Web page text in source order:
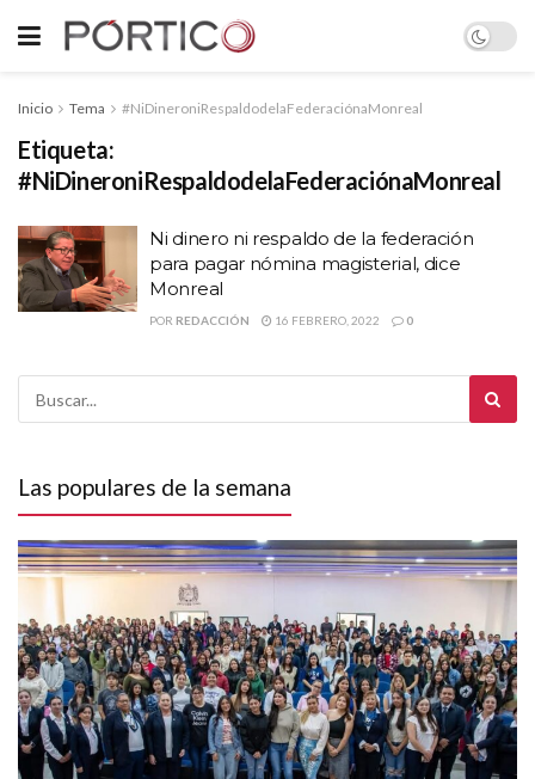
Inicio Tema #NiDineroniRespaldodelaFederaciónaMonreal
Etiqueta:
#NiDineroniRespaldodelaFederaciónaMonreal
Ni dinero ni respaldo de la federación
para pagar nómina magisterial, dice
Monreal
POR REDACCIÓN 16 FEBRERO, 2022 0
Las populares de la semana